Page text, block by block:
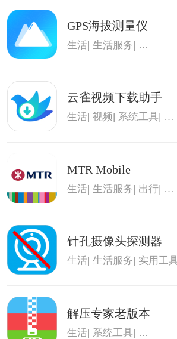
GPS海拔测量仪
生活|生活服务| 拍照测
云雀视频下载助手
生活 |视频 系统工具
MTR Mobile
生活|生活服务| 出行| 出
针孔摄像头探测器
生活 |生活服务 实用工
解压专家老版本
生活| 系统工具| 好用的